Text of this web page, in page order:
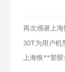
再次感谢上
30T为用户机
上海恢**塑胶